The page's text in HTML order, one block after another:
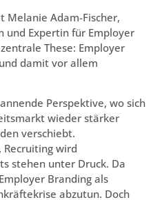
Melanie Adam-Fischer,
und Expertin für Employer
These: Employer
damit vor allem
Perspektive, wo sich
wieder stärker
verschiebt.
Recruiting wird
stehen unter Druck. Da
Branding als
abzutun. Doch